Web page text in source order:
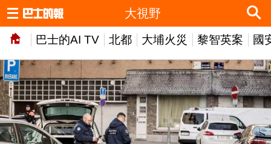
巴士的AI TV 北都 大埔火災 黎智英案 國
大視野